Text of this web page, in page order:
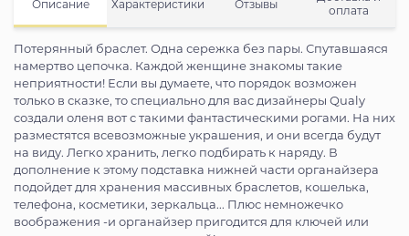
Описание Характеристики Отзывы
оплата
Потерянный браслет. Одна сережка без пары. Спутавшаяся
намертво цепочка. Каждой женщине знакомы такие
неприятности! Если вы думаете, что порядок возможен
только в сказке, то специально для вас дизайнеры Qualy
создали оленя вот с такими фантастическими рогами. На них
разместятся всевозможные украшения, и они всегда будут
на виду. Легко хранить, легко подбирать к наряду. В
дополнение к этому подставка нижней части органайзера
подойдет для хранения массивных браслетов, кошелька,
телефона, косметики, зеркальца... Плюс немножечко
воображения -и органайзер пригодится для ключей или